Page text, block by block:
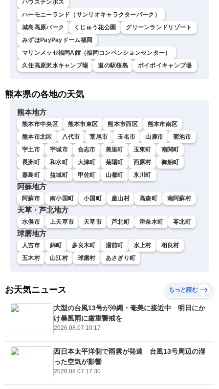
ハウステンボス
ハーモニーランド（サンリオキャラクターパーク）
城島高原パーク
くじゅう花公園
グリーンランドリゾート
みずほPayPayドーム福岡
マリンメッセ福岡A館（福岡コンベンションセンター）
久住高原沢水キャンプ場
道の駅桜島 ボイボイキャンプ場
熊本県の各地の天気
熊本地方
熊本市中央区 熊本市東区 熊本市西区
熊本市南区
熊本市北区
八代市 荒尾市 玉名市 山鹿市
菊池市
宇土市
宇城市 合志市 美里町 玉東町
南関町
長洲町
和水町 大津町 菊陽町 西原村
御船町
嘉島町
益城町 甲佐町 山都町 氷川町
阿蘇地方
阿蘇市 南小国町 小国町 産山村 高森町 南阿蘇村
天草・芦北地方
水俣市 上天草市 天草市 芦北町 津奈木町 苓北町
球磨地方
人吉市 錦町 多良木町 湯前町 水上村
相良村
五木村
山江村 球磨村 あさぎり町
お天気ニュース もっと読む
大型の台風13号が沖縄・奄美に接近中 明日にか
け暴風雨に厳重警戒を
2026.08.07 10:17
西日本太平洋側で雨雲が発達 台風13号周辺の湿
った空気が影響
2026.08.07 17:30